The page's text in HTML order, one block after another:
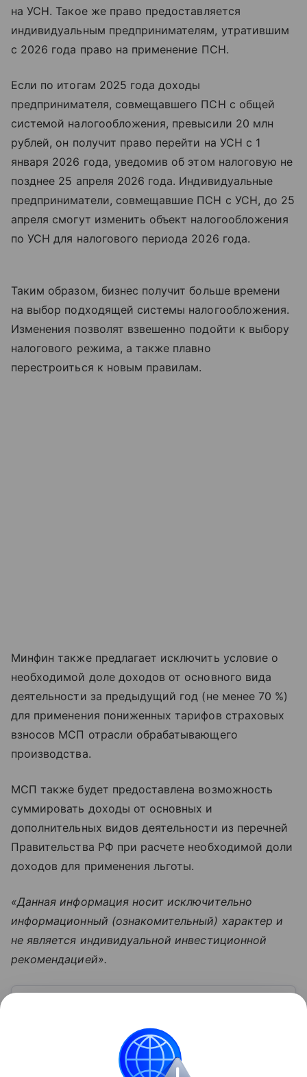
на УСН. Такое же право предоставляется
индивидуальным предпринимателям, утратившим
с 2026 года право на применение ПСН.
Если по итогам 2025 года доходы
предпринимателя, совмещавшего ПСН с общей
системой налогообложения, превысили 20 млн
рублей, он получит право перейти на УСН с 1
января 2026 года, уведомив об этом налоговую не
позднее 25 апреля 2026 года. Индивидуальные
предприниматели, совмещавшие ПСН с УСН, до 25
апреля смогут изменить объект налогообложения
по УСН для налогового периода 2026 года.
Таким образом, бизнес получит больше времени
на выбор подходящей системы налогообложения.
Изменения позволят взвешенно подойти к выбору
налогового режима, а также плавно
перестроиться к новым правилам.
Минфин также предлагает исключить условие о
необходимой доле доходов от основного вида
деятельности за предыдущий год (не менее 70 %)
для применения пониженных тарифов страховых
взносов МСП отрасли обрабатывающего
производства.
МСП также будет предоставлена возможность
суммировать доходы от основных и
дополнительных видов деятельности из перечней
Правительства РФ при расчете необходимой доли
доходов для применения льготы.
«Данная информация носит исключительно
информационный (ознакомительный) характер и
не является индивидуальной инвестиционной
рекомендацией».
Потребители редко задумываются о том, какую
долю в цене товаров и услуг составляет НДС.